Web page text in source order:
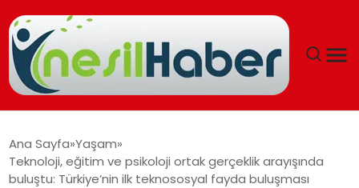
GÜNCEL
Ana Sayfa Yaşam
Teknoloji, eğitim ve psikoloji ortak gerçeklik arayışında
buluştu: Türkiye’nin ilk teknososyal fayda buluşması